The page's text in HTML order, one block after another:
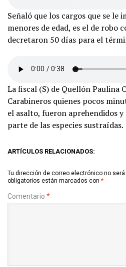
Señaló que los cargos que se le
menores de edad, es el de robo
decretaron 50 días para el
La fiscal (S) de Quellón Paulina
Carabineros quienes pocos
el asalto, fueron aprehendidos
parte de las especies sustraídas.
ARTÍCULOS RELACIONADOS:
Tu dirección de correo electrónico no será
obligatorios están marcados con *
Comentario *